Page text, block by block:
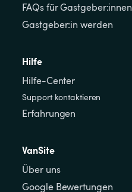
FAQs für Gastgeber:innen
Gastgeber:in werden
Hilfe
Hilfe-Center
Support kontaktieren
Erfahrungen
VanSite
Über uns
Google Bewertungen